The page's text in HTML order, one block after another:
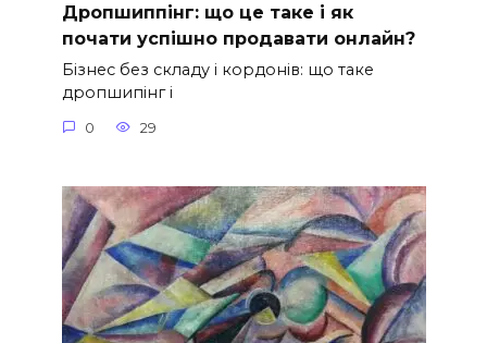
Дропшиппінг: що це таке і як
почати успішно продавати онлайн?
Бізнес без складу і кордонів: що таке
дропшипінг і
0 29